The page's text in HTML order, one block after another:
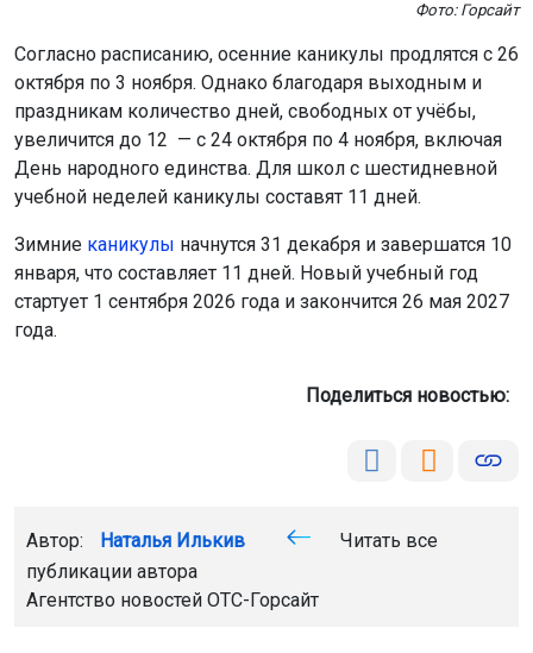
Фото: Горсайт
Согласно расписанию, осенние каникулы продлятся с 26
октября по 3 ноября. Однако благодаря выходным и
праздникам количество дней, свободных от учёбы,
увеличится до 12 — с 24 октября по 4 ноября, включая
День народного единства. Для школ с шестидневной
учебной неделей каникулы составят 11 дней.
Зимние каникулы начнутся 31 декабря и завершатся 10
января, что составляет 11 дней. Новый учебный год
стартует 1 сентября 2026 года и закончится 26 мая 2027
года.
Поделиться новостью:
Автор: Наталья Илькив
Читать все
публикации автора
Агентство новостей ОТС-Горсайт